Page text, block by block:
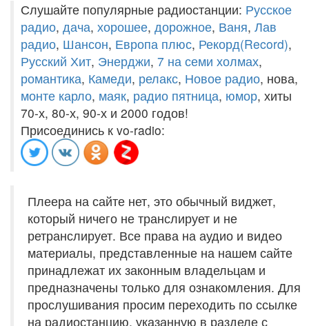
Слушайте популярные радиостанции: Русское
радио, дача, хорошее, дорожное, Ваня, Лав
радио, Шансон, Европа плюс, Рекорд(Record),
Русский Хит, Энерджи, 7 на семи холмах,
романтика, Камеди, релакс, Новое радио, нова,
монте карло, маяк, радио пятница, юмор, хиты
70-х, 80-х, 90-х и 2000 годов!
Присоединись к vo-radio:
Плеера на сайте нет, это обычный виджет,
который ничего не транслирует и не
ретранслирует. Все права на аудио и видео
материалы, представленные на нашем сайте
принадлежат их законным владельцам и
предназначены только для ознакомления. Для
прослушивания просим переходить по ссылке
на радиостанцию, указанную в разделе с